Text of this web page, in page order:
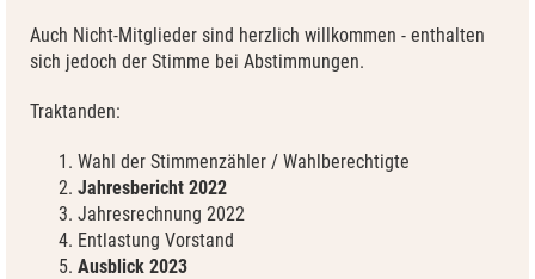
Auch Nicht-Mitglieder sind herzlich willkommen - enthalten
sich jedoch der Stimme bei Abstimmungen.
Traktanden:
Wahl der Stimmenzähler / Wahlberechtigte
Jahresbericht 2022
Jahresrechnung 2022
Entlastung Vorstand
Ausblick 2023